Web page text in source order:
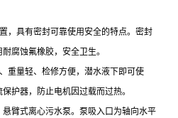
，具有密封可靠使用安全的特点。密封
腐蚀氟橡胶，安全卫生。
重量轻、检修方便，潜水液下即可使
护器，防止电机因过载而过热。
臂式离心污水泵。泵吸入口为轴向水平